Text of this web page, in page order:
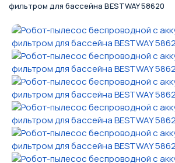
фильтром для бассейна BESTWAY 58620